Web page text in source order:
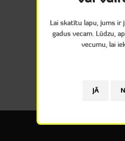
Lai skatītu lapu, jums ir
gadus vecam. Lūdzu,
vecumu, lai